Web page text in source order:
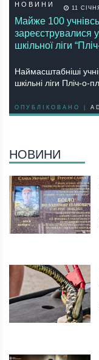
НОВИНИ 11
Майже 100
зареєструвалися
шкільної ліги
Наймасштабніші
шкільні ліги Пліч-о-
ОПУБЛІКОВАНО |
НОВИНИ